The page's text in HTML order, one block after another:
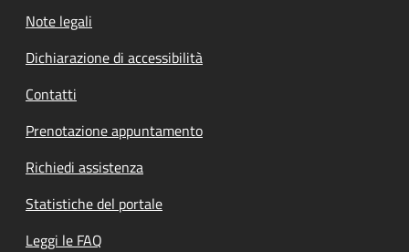
Note legali
Dichiarazione di accessibilità
Contatti
Prenotazione appuntamento
Richiedi assistenza
Statistiche del portale
Leggi le FAQ